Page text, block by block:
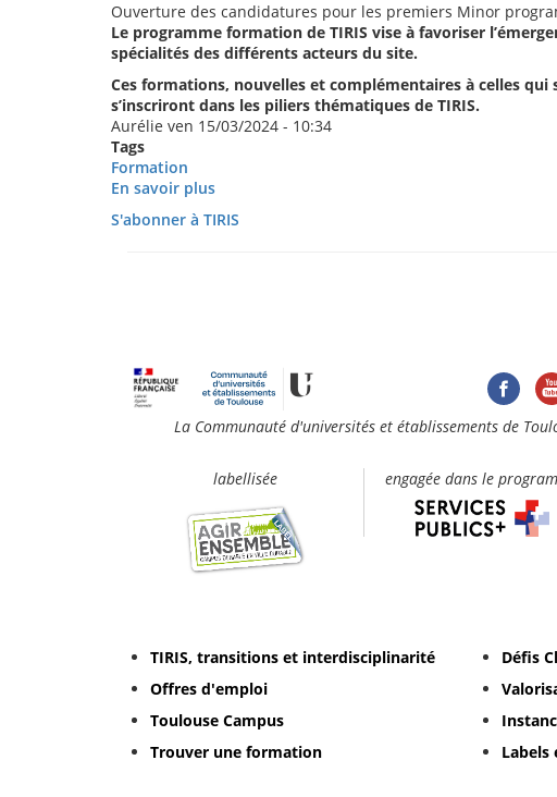
annonce
des
résultats
sur
les
Booster
Ouverture des candidatures pour les premiers Minor
Le programme formation de TIRIS vise à favoriser
spécialités des différents acteurs du site.
Ces formations, nouvelles et complémentaires à celles
s’inscriront dans les piliers thématiques de TIRIS.
Aurélie ven 15/03/2024 - 10:34
Tags
Formation
En savoir plus
des
TIRIS
S'abonner à TIRIS
La Communauté d'universités et établissements de
labellisée engagée dans le
TIRIS, transitions et interdisciplinarité
Offres d'emploi
Toulouse Campus
Trouver une formation
Défis
Labels